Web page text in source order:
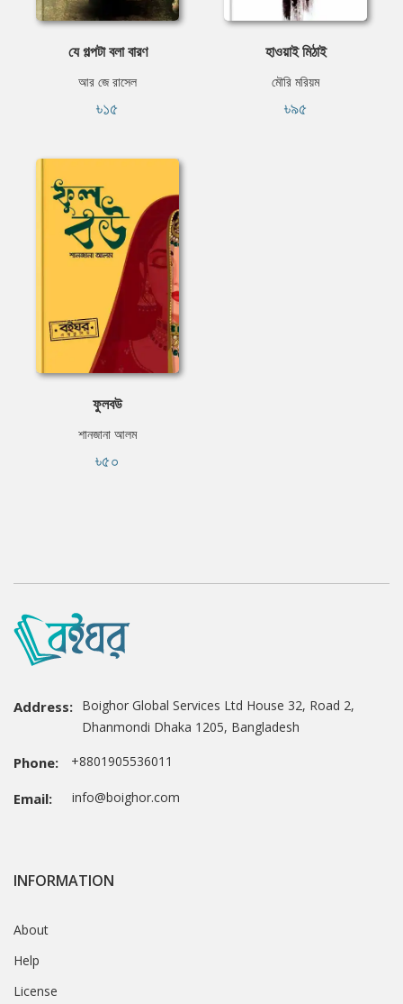
যে গল্পটা বলা বারণ
আর জে রাসেল
৳১৫
হাওয়াই মিঠাই
মৌরি মরিয়ম
৳৯৫
ফুলবউ
শানজানা আলম
৳৫০
Address: Boighor Global Services Ltd House 32, Road 2,
Dhanmondi Dhaka 1205, Bangladesh
Phone: +8801905536011
Email: info@boighor.com
INFORMATION
About
Help
License